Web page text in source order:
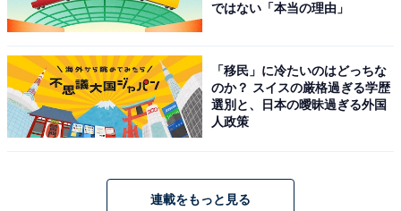
ではない「本当の理由」
「移民」に冷たいのはどっちな
のか？ スイスの厳格過ぎる学歴
選別と、日本の曖昧過ぎる外国
人政策
連載をもっと見る